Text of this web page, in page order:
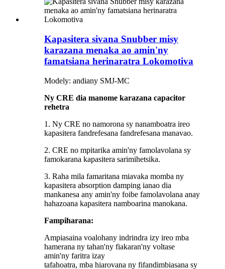
Kapasitera sivana Snubber misy
karazana menaka ao amin'ny
famatsiana herinaratra Lokomotiva
Modely: andiany SMJ-MC
Ny CRE dia manome karazana capacitor
rehetra
1. Ny CRE no namorona sy nanamboatra ireo
kapasitera fandrefesana fandrefesana manavao.
2. CRE no mpitarika amin'ny famolavolana sy
famokarana kapasitera sarimihetsika.
3. Raha mila famaritana miavaka momba ny
kapasitera absorption damping ianao dia
mankanesa any amin'ny foibe famolavolana anay
hahazoana kapasitera namboarina manokana.
Fampiharana:
Ampiasaina voalohany indrindra izy ireo mba
hamerana ny tahan'ny fiakaran'ny voltase
amin'ny faritra izay
tafahoatra, mba hiarovana ny fifandimbiasana sy